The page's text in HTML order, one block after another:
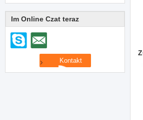
Im Online Czat teraz